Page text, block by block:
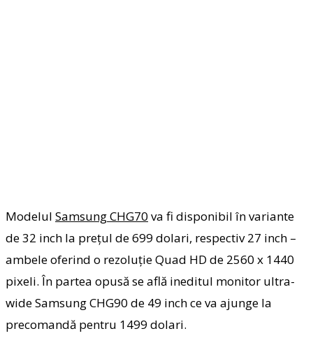
Modelul Samsung CHG70 va fi disponibil în variante
de 32 inch la prețul de 699 dolari, respectiv 27 inch –
ambele oferind o rezoluție Quad HD de 2560 x 1440
pixeli. În partea opusă se află ineditul monitor ultra-
wide Samsung CHG90 de 49 inch ce va ajunge la
precomandă pentru 1499 dolari.